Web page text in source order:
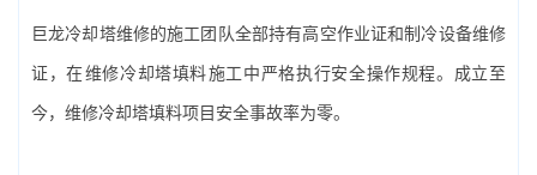
巨龙冷却塔维修的施工团队全部持有高空作业证和制冷设备维修
证，在‌维修冷却塔填料‌施工中严格执行安全操作规程。成立至
今，‌维修冷却塔填料‌项目安全事故率为零。